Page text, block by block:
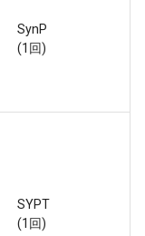
SynP
(1回)
SYPT
(1回)